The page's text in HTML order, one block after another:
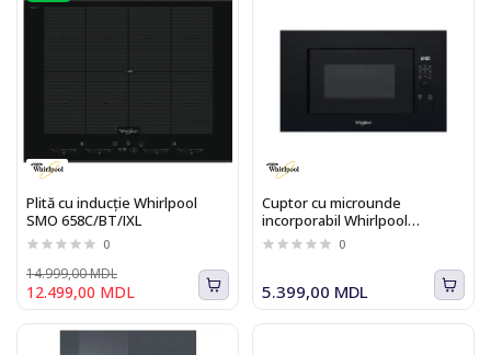
Plită cu inducție Whirlpool
SMO 658C/BT/IXL
0
12.499,00 MDL
14.999,00 MDL
Cuptor cu microunde
incorporabil Whirlpool
WMF200G NB
0
5.399,00 MDL